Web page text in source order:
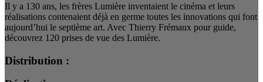
Il y a 130 ans, les frères Lumière inventaient le cinéma et leurs
réalisations contenaient déjà en germe toutes les innovations qui font
aujourd’hui le septième art. Avec Thierry Frémaux pour guide,
découvrez 120 prises de vue des Lumière.
Distribution :